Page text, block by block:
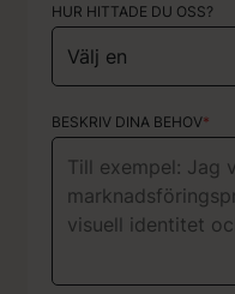
HUR HITTADE DU OSS?
BESKRIV DINA BEHOV*
KORT OM DITT PROJEKT